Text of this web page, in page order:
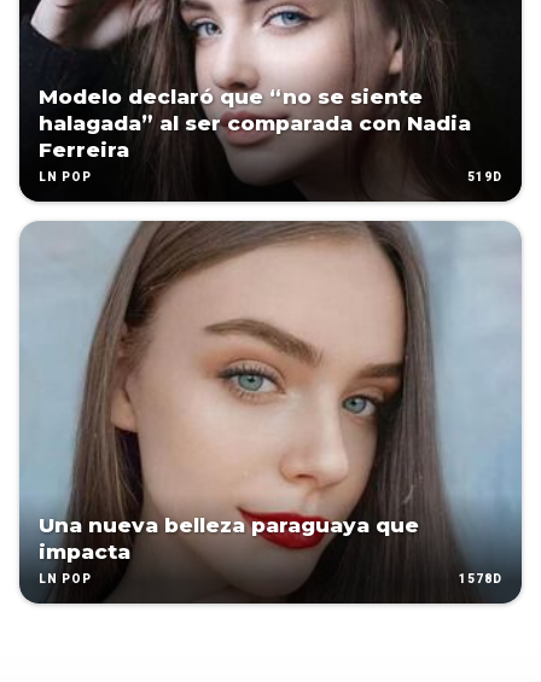
Modelo declaró que “no se siente
halagada” al ser comparada con Nadia
Ferreira
LN POP 519D
Una nueva belleza paraguaya que
impacta
LN POP 1578D